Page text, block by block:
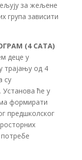
за жељене
група зависити
(4 САТА)
деце у
трајању од 4
су
Установа ће у
формирати
предшколског